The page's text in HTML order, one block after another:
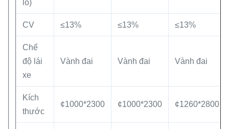
lô)
CV ≤13% ≤13% ≤13%
Chế
độ lái
xe
Vành đai Vành đai Vành đai
Kích
thước
¢1000*2300 ¢1000*2300 ¢1260*2800